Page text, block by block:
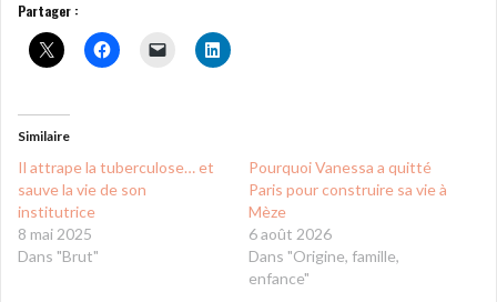
Partager :
Similaire
Il attrape la tuberculose… et
sauve la vie de son
institutrice
8 mai 2025
Dans "Brut"
Pourquoi Vanessa a quitté
Paris pour construire sa vie à
Mèze
6 août 2026
Dans "Origine, famille,
enfance"